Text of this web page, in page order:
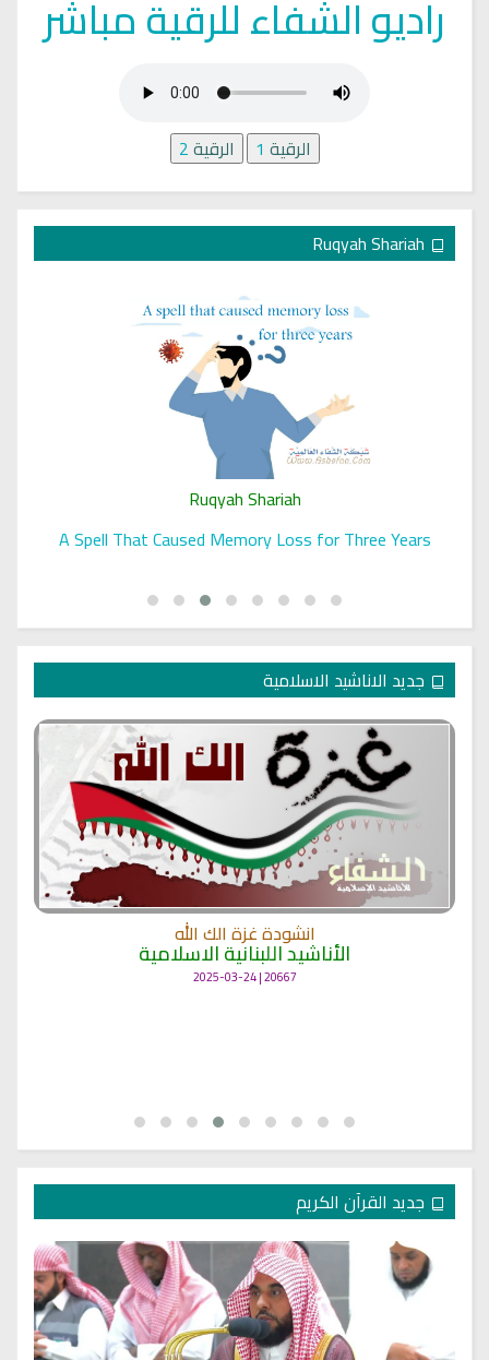
راديو الشفاء للرقية مباشر
الرقية 1 الرقية2
Ruqyah Shariah
A Spell That Caused Memory Loss for Three Years
جديد الاناشيد الاسلامية
انشودة غزة الك الله
الأناشيد اللبنانية الاسلامية
20667 | 2025-03-24
جديد القرآن الكريم